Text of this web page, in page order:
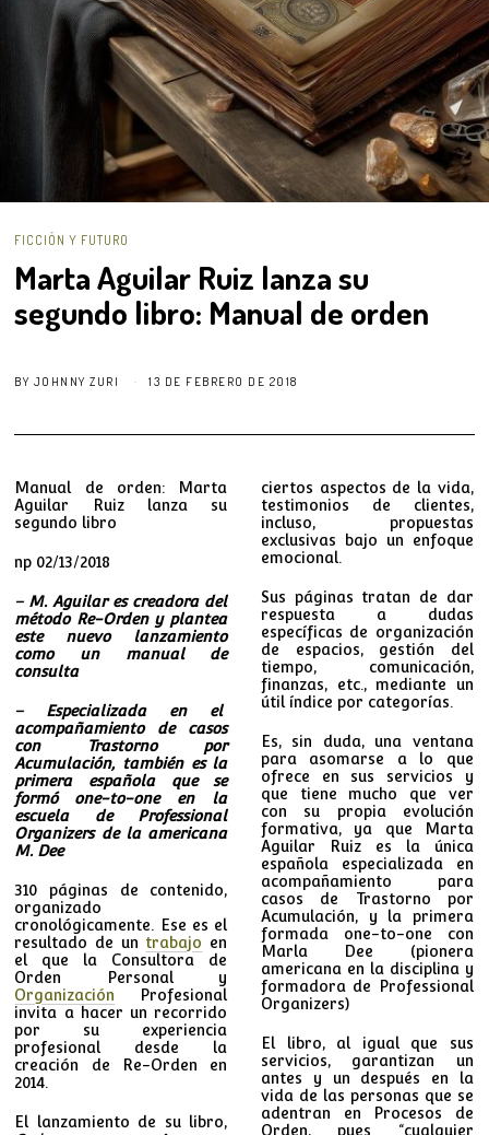
FICCIÓN Y FUTURO
Marta Aguilar Ruiz lanza su
segundo libro: Manual de orden
BY JOHNNY ZURI 13 DE FEBRERO DE 2018
Manual de orden: Marta
Aguilar Ruiz lanza su
segundo libro
np 02/13/2018
– M. Aguilar es creadora del
método Re-Orden y plantea
este nuevo lanzamiento
como un manual de
consulta
– Especializada en el
acompañamiento de casos
con Trastorno por
Acumulación, también es la
primera española que se
formó one-to-oneen la
escuela de Professional
Organizers de la americana
M. Dee
310 páginas de contenido,
organizado
cronológicamente. Ese es el
resultado de un trabajo en
el que la Consultora de
Orden Personal y
Organización Profesional
invita a hacer un recorrido
por su experiencia
profesional desde la
creación de Re-Orden en
2014.
El lanzamiento de su libro,
ciertos aspectos de la vida,
testimonios de clientes,
incluso, propuestas
exclusivas bajo un enfoque
emocional.
Sus páginas tratan de dar
respuesta a dudas
específicas de organización
de espacios, gestión del
tiempo, comunicación,
finanzas, etc., mediante un
útil índice por categorías.
Es, sin duda, una ventana
para asomarse a lo que
ofrece en sus servicios y
que tiene mucho que ver
con su propia evolución
formativa, ya que Marta
Aguilar Ruiz es la única
española especializada en
acompañamiento para
casos de Trastorno por
Acumulación, y la primera
formada one-to-one con
Marla Dee (pionera
americana en la disciplina y
formadora de Professional
Organizers)
El libro, al igual que sus
servicios, garantizan un
antes y un después en la
vida de las personas que se
adentran en Procesos de
Orden, pues “cualquier